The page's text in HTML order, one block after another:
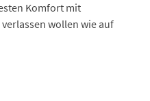
Komfort mit
wollen wie auf